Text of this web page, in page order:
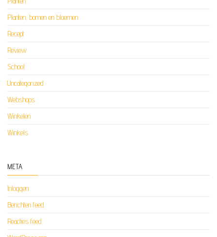
Planten, bomen en bloemen
Recept
Review
School
Uncategorized
Webshops
Winkelen
Winkels
META
Inloggen
Berichten feed
Reacties feed